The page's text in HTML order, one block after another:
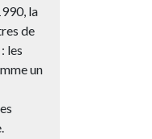
la
de
les
un